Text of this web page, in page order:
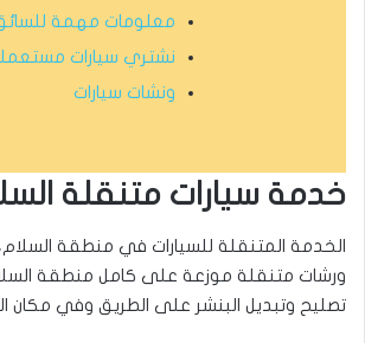
معلومات مهمة
نشتري سيارات
ونشات سيارات
خدمة سيارات متنقلة
الخدمة المتنقلة للسيارات في منطقة
ورشات متنقلة موزعة على كامل منطقة
تصليح وتبديل البنشر على الطريق وفي مكان